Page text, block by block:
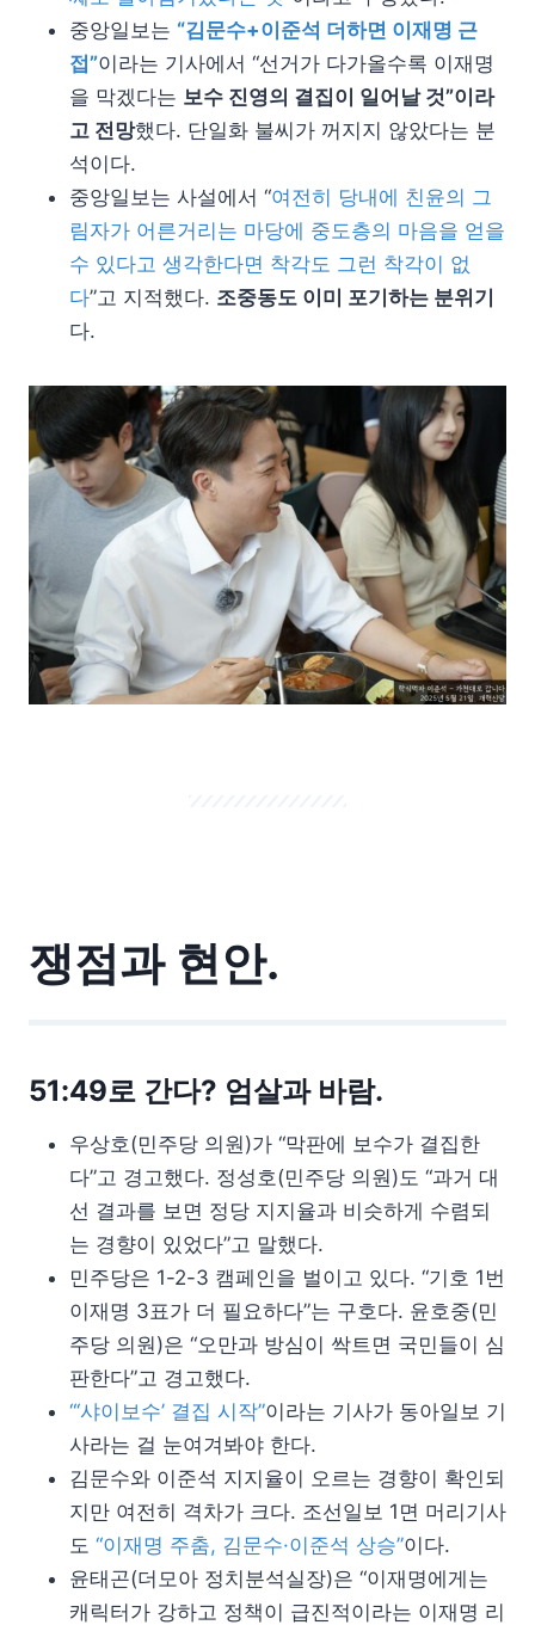
중앙일보는 “김문수+이준석 더하면 이재명 근
접”이라는 기사에서 “선거가 다가올수록 이재명
을 막겠다는 보수 진영의 결집이 일어날 것”이라
고 전망했다. 단일화 불씨가 꺼지지 않았다는 분
석이다.
중앙일보는 사설에서 “여전히 당내에 친윤의 그
림자가 어른거리는 마당에 중도층의 마음을 얻을
수 있다고 생각한다면 착각도 그런 착각이 없
다”고 지적했다. 조중동도 이미 포기하는 분위기
다.
쟁점과 현안.
51:49로 간다? 엄살과 바람.
우상호(민주당 의원)가 “막판에 보수가 결집한
다”고 경고했다. 정성호(민주당 의원)도 “과거 대
선 결과를 보면 정당 지지율과 비슷하게 수렴되
는 경향이 있었다”고 말했다.
민주당은 1-2-3 캠페인을 벌이고 있다. “기호 1번
이재명 3표가 더 필요하다”는 구호다. 윤호중(민
주당 의원)은 “오만과 방심이 싹트면 국민들이 심
판한다”고 경고했다.
“‘샤이보수’ 결집 시작”이라는 기사가 동아일보 기
사라는 걸 눈여겨봐야 한다.
김문수와 이준석 지지율이 오르는 경향이 확인되
지만 여전히 격차가 크다. 조선일보 1면 머리기사
도 “이재명 주춤, 김문수·이준석 상승”이다.
윤태곤(더모아 정치분석실장)은 “이재명에게는
캐릭터가 강하고 정책이 급진적이라는 이재명 리